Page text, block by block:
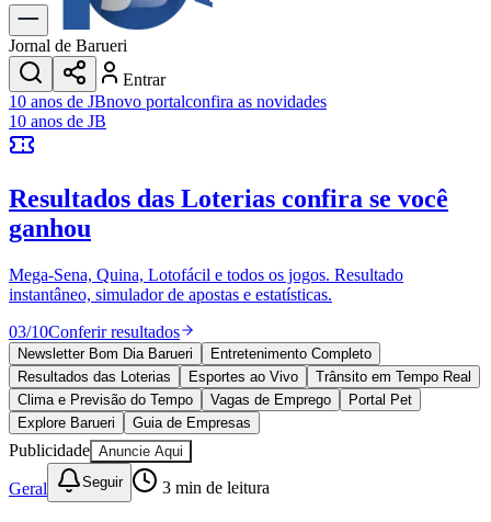
Dia a Dia & Lazer
Transportes
Gastronomia
Cinema & Shows
JogosNovo
Anuncie no Portal
Cadastrar Empresa
Divulgar Vagas
Política
Esportes
Saúde
Segurança
Cultura
Meio Ambiente
Obras
Educação
Bairros de Barueri
Jornal de Barueri
Entrar
10 anos de JBnovo portalconfira as novidades
10 anos de JB
Resultados das Loterias confira se você
ganhou
Mega-Sena, Quina, Lotofácil e todos os jogos. Resultado
instantâneo, simulador de apostas e estatísticas.
03/10Conferir resultados
Newsletter Bom Dia Barueri
Entretenimento Completo
Resultados das Loterias
Esportes ao Vivo
Trânsito em Tempo Real
Clima e Previsão do Tempo
Vagas de Emprego
Portal Pet
Explore Barueri
Guia de Empresas
Publicidade Anuncie Aqui
Geral Seguir 3 min de leitura